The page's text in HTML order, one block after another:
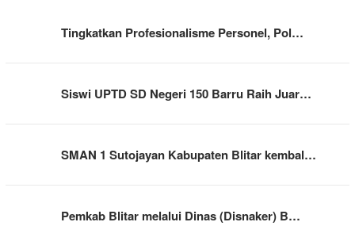
Tingkatkan Profesionalisme Personel, Pol…
Siswi UPTD SD Negeri 150 Barru Raih Juar…
SMAN 1 Sutojayan Kabupaten Blitar kembal…
Pemkab Blitar melalui Dinas (Disnaker) B…